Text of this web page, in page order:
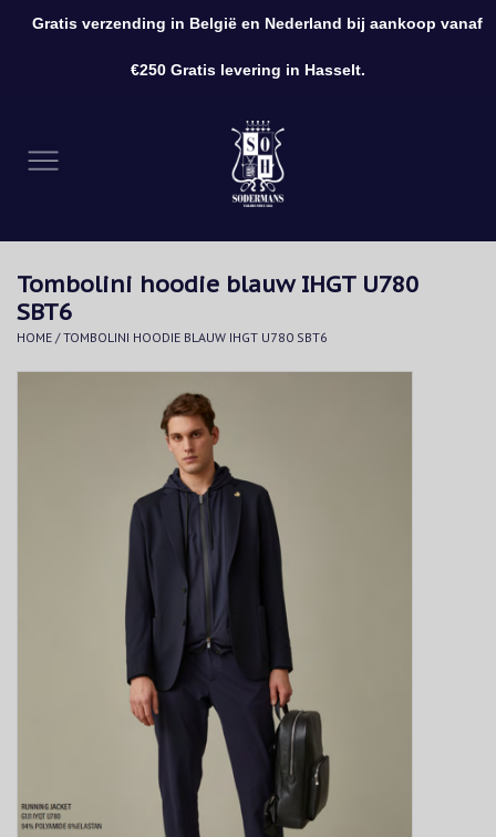
Kleding
Accessoires
Tombolini hoodie blauw IHGT U780
SBT6
HOME /TOMBOLINI HOODIE BLAUW IHGT U780 SBT6
Gratis verzending in België en Nederland bij aankoop vanaf
€250 Gratis levering in Hasselt.